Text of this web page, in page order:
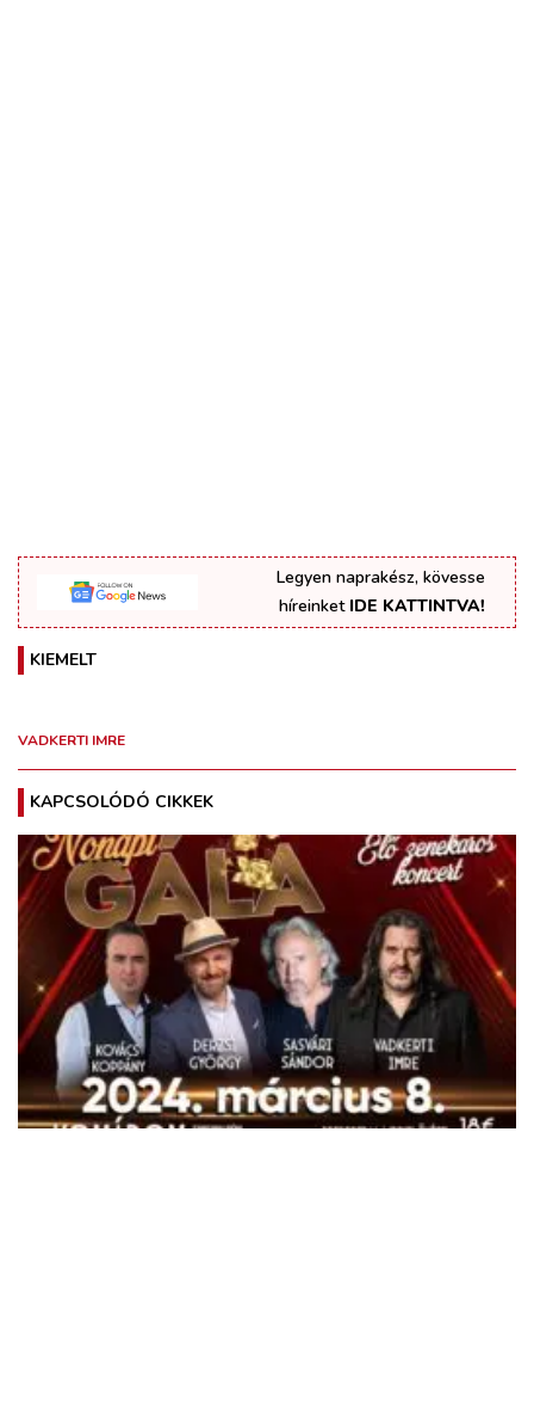
Legyen naprakész, kövesse
híreinket IDE KATTINTVA!
KIEMELT
VADKERTI IMRE
KAPCSOLÓDÓ CIKKEK